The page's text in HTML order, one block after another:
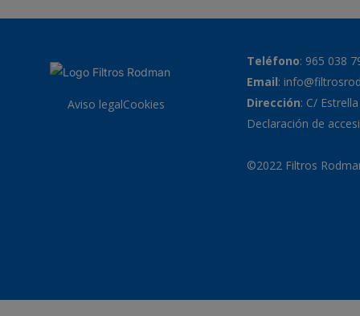
Aviso legalCookies
Teléfono: 965 038
Email:
Dirección: C/
Declaración de
©2022 Filtros